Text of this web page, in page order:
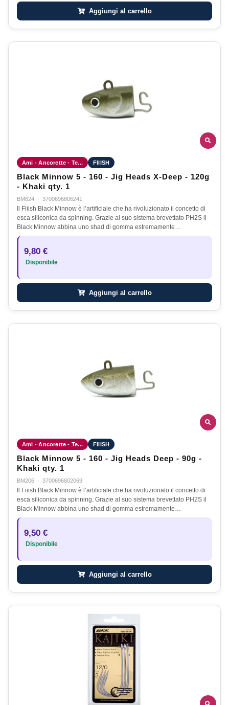
Aggiungi al carrello
Ami - Ancorette - Te... FIIISH
Black Minnow 5 - 160 - Jig Heads X-Deep - 120g
- Khaki qty. 1
BM624 · 3700696806241
Il Fiiish Black Minnow è l’artificiale che ha rivoluzionato il concetto di
esca siliconica da spinning. Grazie al suo sistema brevettato PH2S il
Black Minnow abbina uno shad di gomma estremamente…
9,80 €
Disponibile
Aggiungi al carrello
Ami - Ancorette - Te... FIIISH
Black Minnow 5 - 160 - Jig Heads Deep - 90g -
Khaki qty. 1
BM206 · 3700696802069
Il Fiiish Black Minnow è l’artificiale che ha rivoluzionato il concetto di
esca siliconica da spinning. Grazie al suo sistema brevettato PH2S il
Black Minnow abbina uno shad di gomma estremamente…
9,50 €
Disponibile
Aggiungi al carrello